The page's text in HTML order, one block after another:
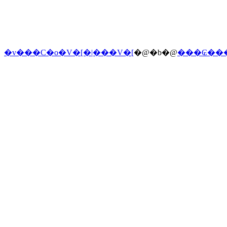
�v���C�o�V�[�|���V�[�@�b�@